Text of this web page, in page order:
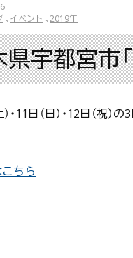
イベント 2019年
県宇都宮市
・11日（日）・12日（
ちら